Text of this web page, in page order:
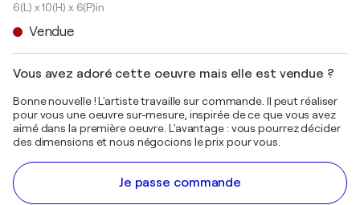
6(L) x 10(H) x 6(P)in
Vendue
Vous avez adoré cette oeuvre mais elle est vendue ?
Bonne nouvelle ! L'artiste travaille sur commande. Il peut réaliser
pour vous une oeuvre sur-mesure, inspirée de ce que vous avez
aimé dans la première oeuvre. L'avantage : vous pourrez décider
des dimensions et nous négocions le prix pour vous.
Je passe commande